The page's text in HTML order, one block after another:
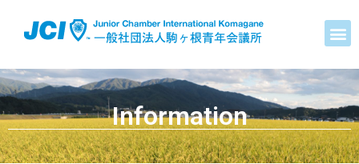
Information